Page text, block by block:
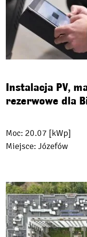
Instalacja PV,
rezerwowe dla
Moc: 20.07 [kWp]
Miejsce: Józefów